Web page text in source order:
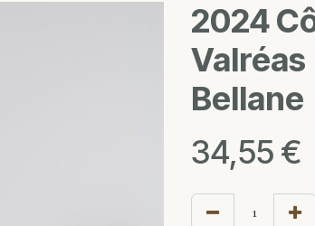
2024
Bellane
34,55 €